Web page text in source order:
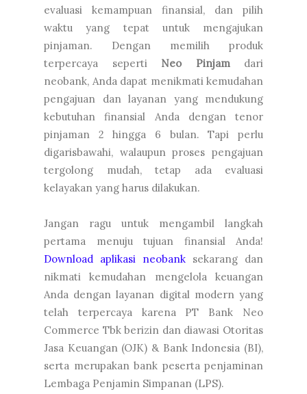
evaluasi kemampuan finansial, dan pilih
waktu yang tepat untuk mengajukan
pinjaman. Dengan memilih produk
terpercaya seperti Neo Pinjamdari
neobank, Anda dapat menikmati kemudahan
pengajuan dan layanan yang mendukung
kebutuhan finansial Anda dengan tenor
pinjaman 2 hingga 6 bulan. Tapi perlu
digarisbawahi, walaupun proses pengajuan
tergolong mudah, tetap ada evaluasi
kelayakan yang harus dilakukan.
Jangan ragu untuk mengambil langkah
pertama menuju tujuan finansial Anda!
Download aplikasi neobank sekarang dan
nikmati kemudahan mengelola keuangan
Anda dengan layanan digital modern yang
telah terpercaya karena PT Bank Neo
Commerce Tbk berizin dan diawasi Otoritas
Jasa Keuangan (OJK) & Bank Indonesia (BI),
serta merupakan bank peserta penjaminan
Lembaga Penjamin Simpanan (LPS).